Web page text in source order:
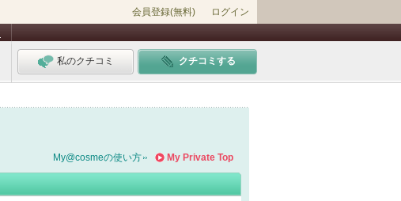
会員登録(無料) ログイン
私のクチコミ クチコミする
My Private Top
My@cosmeの使い方